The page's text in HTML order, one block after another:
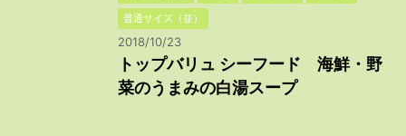
普通サイズ（並）
2018/10/23
トップバリュ シーフード 海鮮・野
菜のうまみの白湯スープ